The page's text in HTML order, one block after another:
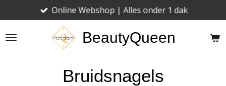
direct
naar
BeautyQueen
Online Webshop | Alles onder 1 dak
Bruidsnagels